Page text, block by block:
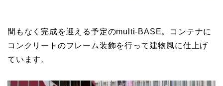
間もなく完成を迎える予定のmulti-BASE。コンテナに
コンクリートのフレーム装飾を行って建物風に仕上げ
ています。